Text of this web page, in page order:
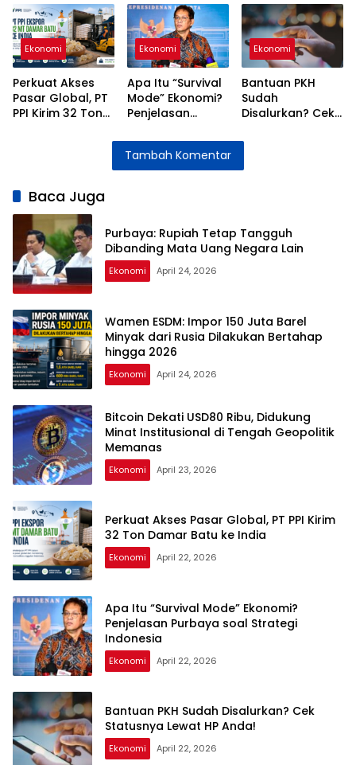
Lain
Bertahap hingga
2026
Tengah
Geopolitik
Memanas
Ekonomi
Perkuat Akses
Pasar Global, PT
PPI Kirim 32 Ton
Ekonomi
Apa Itu “Survival
Mode” Ekonomi?
Penjelasan
Strategi
Indonesia
Ekonomi
Bantuan PKH
Sudah
Disalurkan? Cek
HP Anda!
Tambah Komentar
Baca Juga
Purbaya: Rupiah Tetap Tangguh
Dibanding Mata Uang Negara Lain
Ekonomi April 24, 2026
Wamen ESDM: Impor 150 Juta Barel
Minyak dari Rusia Dilakukan Bertahap
hingga 2026
Ekonomi April 24, 2026
Bitcoin Dekati USD80 Ribu, Didukung
Minat Institusional di Tengah Geopolitik
Memanas
Ekonomi April 23, 2026
Perkuat Akses Pasar Global, PT PPI Kirim
32 Ton Damar Batu ke India
Ekonomi April 22, 2026
Apa Itu “Survival Mode” Ekonomi?
Penjelasan Purbaya soal Strategi
Indonesia
Ekonomi April 22, 2026
Bantuan PKH Sudah Disalurkan? Cek
Statusnya Lewat HP Anda!
Ekonomi April 22, 2026